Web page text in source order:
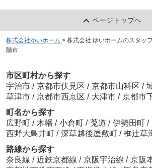
ページトップへ
株式会社ゆいホーム > 株式会社 ゆいホームのスタッ
陽市
市区町村から探す
宇治市 / 京都市伏見区 / 京都市山科区 /
草津市 / 京都市西京区 / 大津市 / 京都市
町名から探す
広野町 / 木幡 / 小倉町 / 莵道 / 伊勢田町 /
西野大鳥井町 / 深草越後屋敷町 / 椥辻草
路線から探す
奈良線 / 近鉄京都線 / 京阪宇治線 / 京阪